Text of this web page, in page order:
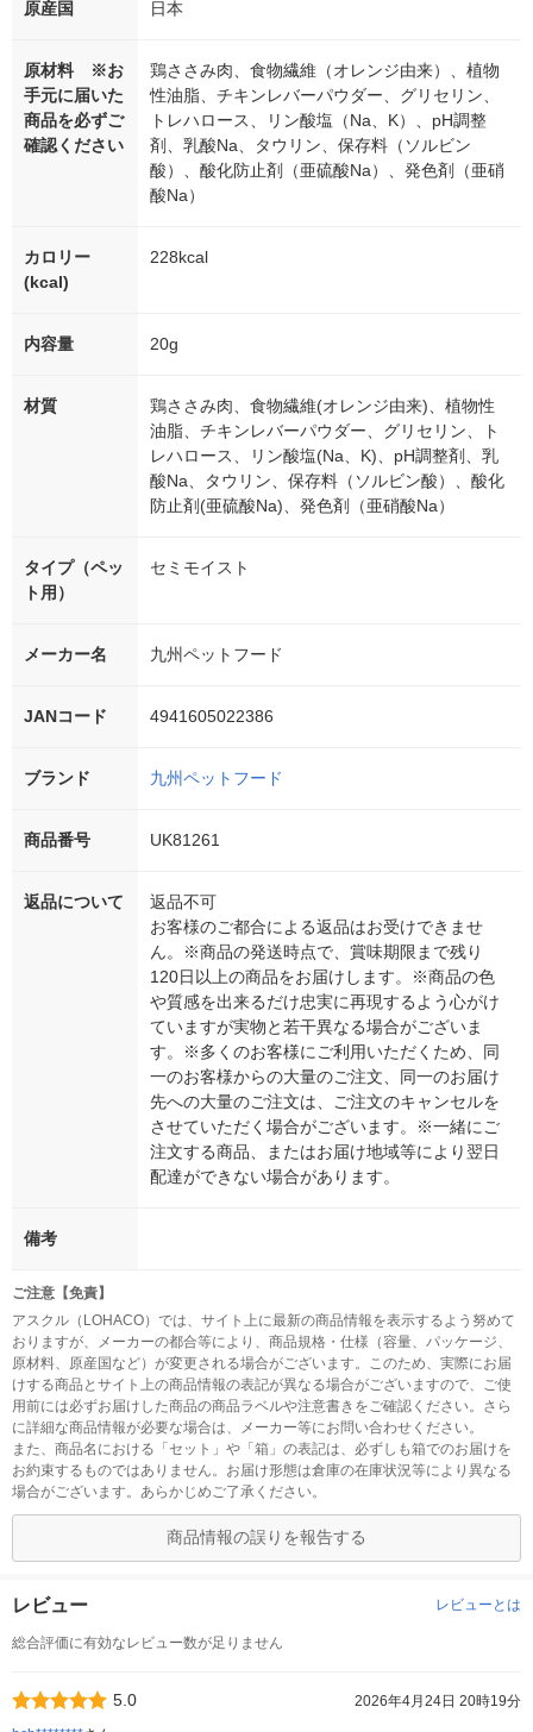
原産国 日本
原材料 ※お
手元に届いた
商品を必ずご
確認ください
鶏ささみ肉、食物繊維（オレンジ由来）、植物
性油脂、チキンレバーパウダー、グリセリン、
トレハロース、リン酸塩（Na、K）、pH調整
剤、乳酸Na、タウリン、保存料（ソルビン
酸）、酸化防止剤（亜硫酸Na）、発色剤（亜硝
酸Na）
カロリー
(kcal)
228kcal
内容量 20g
材質
鶏ささみ肉、食物繊維(オレンジ由来)、植物性
油脂、チキンレバーパウダー、グリセリン、ト
レハロース、リン酸塩(Na、K)、pH調整剤、乳
酸Na、タウリン、保存料（ソルビン酸）、酸化
防止剤(亜硫酸Na)、発色剤（亜硝酸Na）
タイプ（ペッ
ト用）
セミモイスト
メーカー名 九州ペットフード
JANコード 4941605022386
ブランド 九州ペットフード
商品番号 UK81261
返品について
返品不可
お客様のご都合による返品はお受けできませ
ん。※商品の発送時点で、賞味期限まで残り
120日以上の商品をお届けします。※商品の色
や質感を出来るだけ忠実に再現するよう心がけ
ていますが実物と若干異なる場合がございま
す。※多くのお客様にご利用いただくため、同
一のお客様からの大量のご注文、同一のお届け
先への大量のご注文は、ご注文のキャンセルを
させていただく場合がございます。※一緒にご
注文する商品、またはお届け地域等により翌日
配達ができない場合があります。
備考
ご注意【免責】
アスクル（LOHACO）では、サイト上に最新の商品情報を表示するよう努めて
おりますが、メーカーの都合等により、商品規格・仕様（容量、パッケージ、
原材料、原産国など）が変更される場合がございます。このため、実際にお届
けする商品とサイト上の商品情報の表記が異なる場合がございますので、ご使
用前には必ずお届けした商品の商品ラベルや注意書きをご確認ください。さら
に詳細な商品情報が必要な場合は、メーカー等にお問い合わせください。
また、商品名における「セット」や「箱」の表記は、必ずしも箱でのお届けを
お約束するものではありません。お届け形態は倉庫の在庫状況等により異なる
場合がございます。あらかじめご了承ください。
商品情報の誤りを報告する
レビュー レビューとは
総合評価に有効なレビュー数が足りません
5.0
2026年4月24日 20時19分